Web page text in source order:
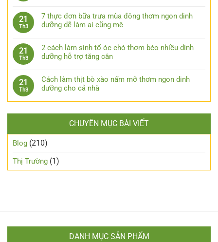
21
Th3
7 thực đơn bữa trưa mùa đông thơm ngon dinh
dưỡng dễ làm ai cũng mê
21
Th3
2 cách làm sinh tố óc chó thơm béo nhiều dinh
dưỡng hỗ trợ tăng cân
21
Th3
Cách làm thịt bò xào nấm mỡ thơm ngon dinh
dưỡng cho cả nhà
CHUYÊN MỤC BÀI VIẾT
Blog (210)
Thị Trường (1)
DANH MỤC SẢN PHẨM